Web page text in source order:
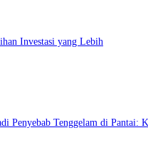
Investasi yang Lebih
Penyebab Tenggelam di Pantai: